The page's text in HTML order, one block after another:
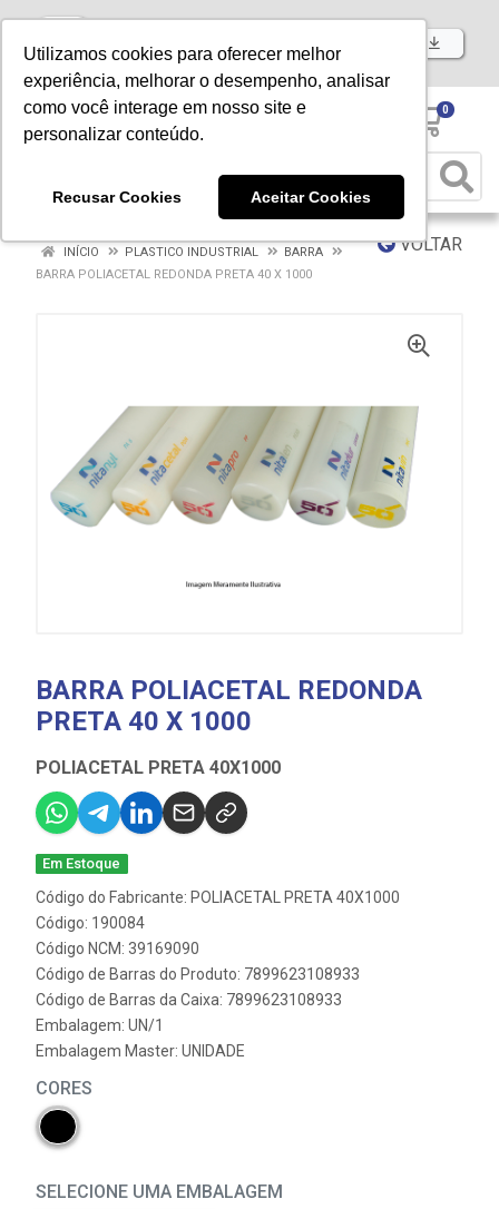
Utilizamos cookies para oferecer melhor
experiência, melhorar o desempenho, analisar
como você interage em nosso site e
personalizar conteúdo.
Recusar Cookies Aceitar Cookies
Baixe já nosso APP
0
VOLTAR
INÍCIO PLASTICO INDUSTRIAL
BARRA
BARRA POLIACETAL REDONDA PRETA 40 X 1000
BARRA POLIACETAL REDONDA
PRETA 40 X 1000
POLIACETAL PRETA 40X1000
Em Estoque
Código do Fabricante: POLIACETAL PRETA 40X1000
Código: 190084
Código NCM: 39169090
Código de Barras do Produto: 7899623108933
Código de Barras da Caixa: 7899623108933
Embalagem: UN/1
Embalagem Master: UNIDADE
CORES
SELECIONE UMA EMBALAGEM